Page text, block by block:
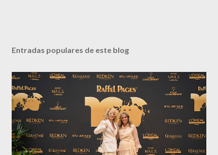
Entradas populares de este blog